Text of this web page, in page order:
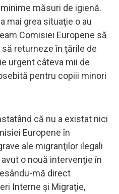
măsuri de igienă.
mai grea situaţie o au
Comisiei Europene să
returneze în ţările de
urgent câteva mii de
pentru copiii minori
că nu a existat nici
Europene în
ale migranţilor ilegali
o nouă intervenţie în
mă direct
Interne şi Migraţie,